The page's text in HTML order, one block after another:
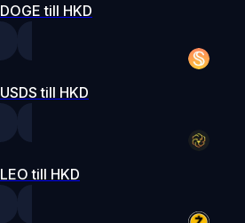
DOGE till HKD
USDS till HKD
LEO till HKD